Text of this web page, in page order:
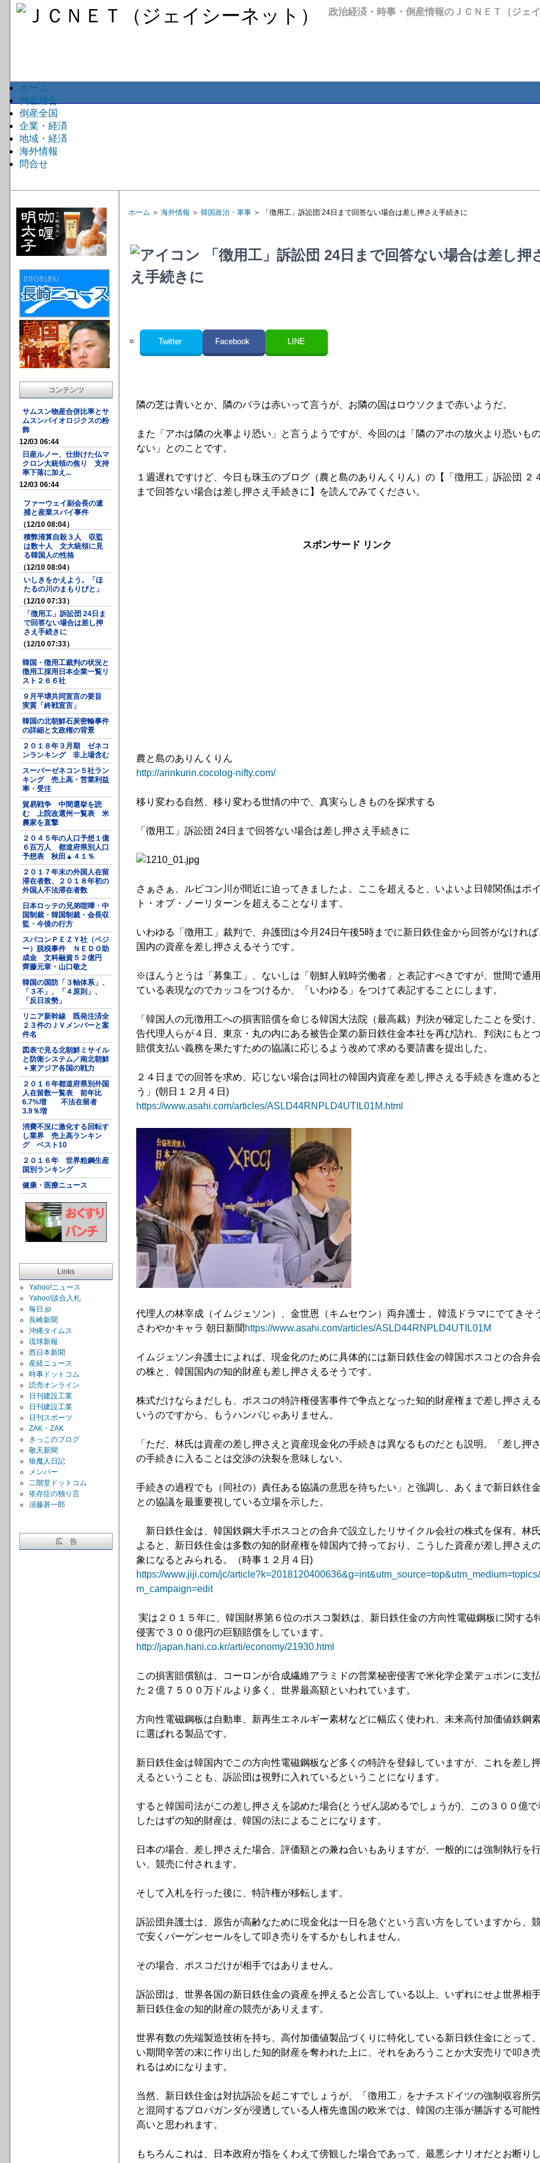
政治経済・時事・倒産情報のＪＣＮＥＴ（ジェ
ホーム
倒産総合
倒産全国
企業・経済
地域・経済
海外情報
問合せ
コンテンツ
サムスン物産合併比率とサ
ムスンバイオロジクスの粉
飾
12/03 06:44
日産ルノー、仕掛けた仏マ
クロン大統領の焦り 支持
率下落に加え...
12/03 06:44
ファーウェイ副会長の逮
捕と産業スパイ事件
（12/10 08:04）
積弊清算自殺３人 収監
は数十人 文大統領に見
る韓国人の性格
（12/10 08:04）
いしきをかえよう。「ほ
たるの川のまもりびと」
（12/10 07:33）
「徴用工」訴訟団 24日ま
で回答ない場合は差し押
さえ手続きに
（12/10 07:33）
韓国・徴用工裁判の状況と
徴用工採用日本企業一覧リ
スト２６６社
９月平壌共同宣言の要旨
実質「終戦宣言」
韓国の北朝鮮石炭密輸事件
の詳細と文政権の背景
２０１８年３月期 ゼネコ
ンランキング 非上場含む
スーパーゼネコン５社ラン
キング 売上高・営業利益
率・受注
貿易戦争 中間選挙を読
む 上院改選州一覧表 米
農家を直撃
２０４５年の人口予想１億
６百万人 都道府県別人口
予想表 秋田▲４１％
２０１７年末の外国人在留
滞在者数、２０１８年初の
外国人不法滞在者数
日本ロッテの兄弟喧嘩・中
国制裁・韓国制裁・会長収
監・今後の行方
スパコンＰＥＺＹ社（ペジ
ー）脱税事件 ＮＥＤＯ助
成金 文科融資５２億円
齊藤元章・山口敬之
韓国の国防「３軸体系」、
「３不」、「４原則」、
「反日攻勢」
リニア新幹線 既発注済全
２３件のＪＶメンバーと案
件名
図表で見る北朝鮮ミサイル
と防衛システム／南北朝鮮
＋東アジア各国の戦力
２０１６年都道府県別外国
人在留数一覧表 前年比
6.7%増 不法在留者
3.9％増
消費不況に激化する回転す
し業界 売上高ランキン
グ ベスト10
２０１６年 世界粗鋼生産
国別ランキング
健康・医療ニュース
Links
Yahoo!ニュース
Yahoo!談合入札
毎日.jp
長崎新聞
沖縄タイムス
琉球新報
西日本新聞
産経ニュース
時事ドットコム
読売オンライン
日刊建設工業
日刊建設工業
日刊スポーツ
ZAK・ZAK
きっこのブログ
敬天新聞
狼魔人日記
メンバー
二階堂ドットコム
依存症の独り言
須藤甚一郎
広 告
ホーム ＞ 海外情報 ＞ 韓国政治・軍事 ＞ 「徴用工」訴訟団 24日まで回答ない場合は差し押さえ手続きに
「徴用工」訴訟団 24日まで回答ない場合は差し押
え手続きに
Twitter Facebook LINE
隣の芝は青いとか、隣のバラは赤いって言うが、お隣の国はロウソクまで赤いようだ。
また「アホは隣の火事より恐い」と言うようですが、今回のは「隣のアホの放火より恐いも
ない」とのことです。
１週遅れですけど、今日も珠玉のブログ（農と島のありんくりん）の【「徴用工」訴訟団 ２
まで回答ない場合は差し押さえ手続きに】を読んでみてください。
スポンサード リンク
農と島のありんくりん
http://arinkurin.cocolog-nifty.com/
移り変わる自然、移り変わる世情の中で、真実らしきものを探求する
「徴用工」訴訟団 24日まで回答ない場合は差し押さえ手続きに
さぁさぁ、ルビコン川が間近に迫ってきましたよ。ここを超えると、いよいよ日韓関係はポ
ト・オブ・ノーリターンを超えることなります。
いわゆる「徴用工」裁判で、弁護団は今月24日午後5時までに新日鉄住金から回答がなけれ
国内の資産を差し押さえるそうです。
※ほんうとうは「募集工」、ないしは「朝鮮人戦時労働者」と表記すべきですが、世間で通
ている表現なのでカッコをつけるか、「いわゆる」をつけて表記することにします。
「韓国人の元徴用工への損害賠償を命じる韓国大法院（最高裁）判決が確定したことを受け
告代理人らが４日、東京・丸の内にある被告企業の新日鉄住金本社を再び訪れ、判決にもと
賠償支払い義務を果たすための協議に応じるよう改めて求める要請書を提出した。
２４日までの回答を求め、応じない場合は同社の韓国内資産を差し押さえる手続きを進める
う」(朝日１２月４日)
https://www.asahi.com/articles/ASLD44RNPLD4UTIL01M.html
代理人の林宰成（イムジェソン）、金世恩（キムセウン）両弁護士 。韓流ドラマにでてきそ
さわやかキャラ 朝日新聞 https://www.asahi.com/articles/ASLD44RNPLD4UTIL01M
イムジェソン弁護士によれば、現金化のために具体的には新日鉄住金の韓国ポスコとの合弁
の株と、韓国国内の知的財産も差し押さえるそうです。
株式だけならまだしも、ポスコの特許権侵害事件で争点となった知的財産権まで差し押さえ
いうのですから、もうハンパじゃありません。
「ただ、林氏は資産の差し押さえと資産現金化の手続きは異なるものだとも説明。「差し押
の手続きに入ることは交渉の決裂を意味しない。
手続きの過程でも（同社の）責任ある協議の意思を待ちたい」と強調し、あくまで新日鉄住
との協議を最重要視している立場を示した。
新日鉄住金は、韓国鉄鋼大手ポスコとの合弁で設立したリサイクル会社の株式を保有。林
よると、新日鉄住金は多数の知的財産権を韓国内で持っており、こうした資産が差し押さえ
象になるとみられる。（時事１２月４日)
https://www.jiji.com/jc/
m_campaign=edit
実は２０１５年に、韓国財界第６位のポスコ製鉄は、新日鉄住金の方向性電磁鋼板に関する
侵害で３００億円の巨額賠償をしています。
http://japan.hani.co.kr/arti/economy/21930.html
この損害賠償額は、コーロンが合成繊維アラミドの営業秘密侵害で米化学企業デュポンに支
た２億７５００万ドルより多く、世界最高額といわれています。
方向性電磁鋼板は自動車、新再生エネルギー素材などに幅広く使われ、未来高付加価値鉄鋼
に選ばれる製品です。
新日鉄住金は韓国内でこの方向性電磁鋼板など多くの特許を登録していますが、これを差し
えるということも、訴訟団は視野に入れているということになります。
すると韓国司法がこの差し押さえを認めた場合(とうぜん認めるでしょうが)、この３００億で
したはずの知的財産は、韓国の法によることになります。
日本の場合、差し押さえた場合、評価額との兼ね合いもありますが、一般的には強制執行を
い、競売に付されます。
そして入札を行った後に、特許権が移転します。
訴訟団弁護士は、原告が高齢なために現金化は一日を急ぐという言い方をしていますから、
で安くバーゲンセールをして叩き売りをするかもしれません。
その場合、ポスコだけが相手ではありません。
訴訟団は、世界各国の新日鉄住金の資産を押えると公言している以上、いずれにせよ世界相
新日鉄住金の知的財産の競売がありえます。
世界有数の先端製造技術を持ち、高付加価値製品づくりに特化している新日鉄住金にとって
い期間辛苦の末に作り出した知的財産を奪われた上に、それをあろうことか大安売りで叩き
れるはめになります。
当然、新日鉄住金は対抗訴訟を起こすでしょうが、「徴用工」をナチスドイツの強制収容所
と混同するプロパガンダが浸透している人権先進国の欧米では、韓国の主張が勝訴する可能
高いと思われます。
もちろんこれは、日本政府が指をくわえて傍観した場合であって、最悪シナリオだとお断り